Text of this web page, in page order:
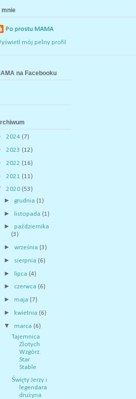
mnie
Po prostu MAMA
mój pełny profil
na Facebooku
2024 (7)
2023 (12)
2022 (16)
2021 (11)
2020 (53)
► grudnia (1)
► listopada (1)
►
października
(3)
► września (3)
► sierpnia (6)
► lipca (4)
► czerwca (6)
► maja (7)
► kwietnia (6)
▼ marca (6)
Tajemnica
Złotych
Wzgórz.
Star
Stable
Święty Jerzy i
legendara
drużyna